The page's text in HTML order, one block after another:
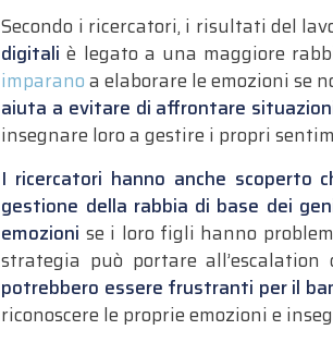
Secondo i ricercatori, i risultati del
digitali è legato a una maggiore
imparanoa elaborare le emozioni se
aiuta a evitare di affrontare
insegnare loro a gestire i propri
I ricercatori hanno anche scoperto
gestione della rabbia di base dei
emozioni se i loro figli hanno
strategia può portare
potrebbero essere frustranti per il
riconoscere le proprie emozioni e